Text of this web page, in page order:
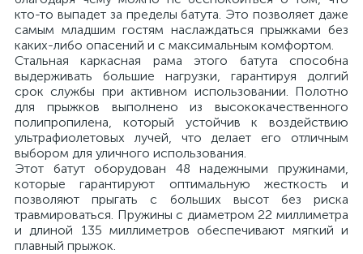
кто-то выпадет за пределы батута. Это позволяет даже
самым младшим гостям наслаждаться прыжками без
каких-либо опасений и с максимальным комфортом.
Стальная каркасная рама этого батута способна
выдерживать большие нагрузки, гарантируя долгий
срок службы при активном использовании. Полотно
для прыжков выполнено из высококачественного
полипропилена, который устойчив к воздействию
ультрафиолетовых лучей, что делает его отличным
выбором для уличного использования.
Этот батут оборудован 48 надежными пружинами,
которые гарантируют оптимальную жесткость и
позволяют прыгать с больших высот без риска
травмироваться. Пружины с диаметром 22 миллиметра
и длиной 135 миллиметров обеспечивают мягкий и
плавный прыжок.